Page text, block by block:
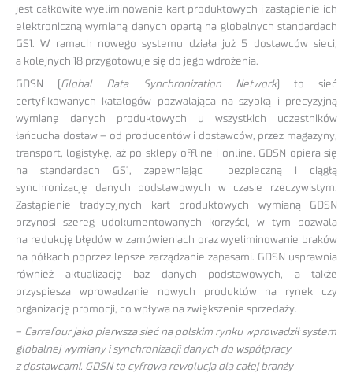
jest całkowite wyeliminowanie kart produktowych i zastąpienie ich
elektroniczną wymianą danych opartą na globalnych standardach
GS1. W ramach nowego systemu działa już 5 dostawców sieci,
a kolejnych 18 przygotowuje się do jego wdrożenia.
GDSN ( Global Data Synchronization Network) to sieć
certyfikowanych katalogów pozwalająca na szybką i precyzyjną
wymianę danych produktowych u wszystkich uczestników
łańcucha dostaw – od producentów i dostawców, przez magazyny,
transport, logistykę, aż po sklepy offline i online. GDSN opiera się
na standardach GS1, zapewniając bezpieczną i ciągłą
synchronizację danych podstawowych w czasie rzeczywistym.
Zastąpienie tradycyjnych kart produktowych wymianą GDSN
przynosi szereg udokumentowanych korzyści, w tym pozwala
na redukcję błędów w zamówieniach oraz wyeliminowanie braków
na półkach poprzez lepsze zarządzanie zapasami. GDSN usprawnia
również aktualizację baz danych podstawowych, a także
przyspiesza wprowadzanie nowych produktów na rynek czy
organizację promocji, co wpływa na zwiększenie sprzedaży.
– Carrefour jako pierwsza sieć na polskim rynku wprowadził system
globalnej wymiany i synchronizacji danych do współpracy
z dostawcami. GDSN to cyfrowa rewolucja dla całej branży